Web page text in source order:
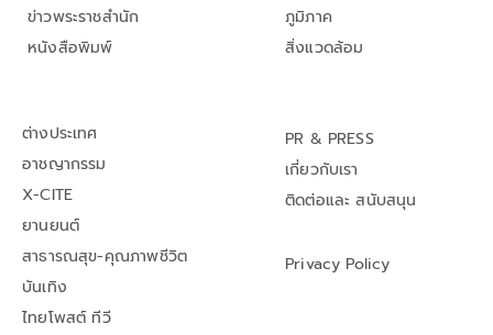
ข่าวพระราชสำนัก
หนังสือพิมพ์
ภูมิภาค
สิ่งแวดล้อม
ต่างประเทศ
อาชญากรรม
X-CITE
ยานยนต์
สาธารณสุข-คุณภาพชีวิต
บันเทิง
ไทยโพสต์ ทีวี
PR & PRESS
เกี่ยวกับเรา
ติดต่อและ สนับสนุน
Privacy Policy